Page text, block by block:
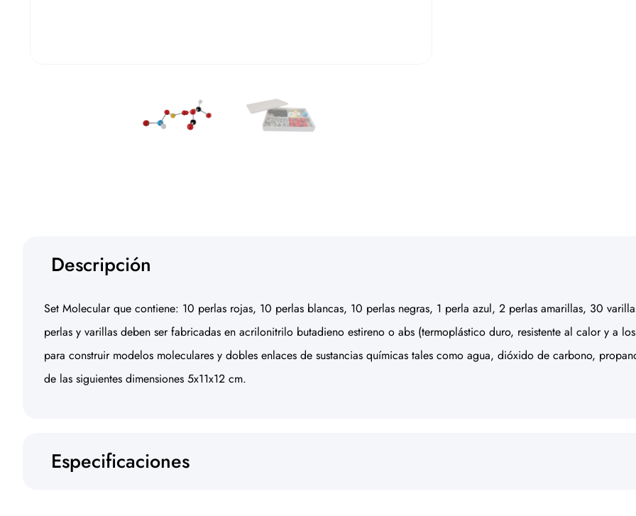
Descripción
Set Molecular que contiene: 10 perlas rojas, 10 perlas blancas, 10 perlas negras, 1 perla azul, 2 perlas amarillas, 30
perlas y varillas deben ser fabricadas en acrilonitrilo butadieno estireno o abs (termoplástico duro, resistente al calor y a
para construir modelos moleculares y dobles enlaces de sustancias químicas tales como agua, dióxido de carbono,
de las siguientes dimensiones 5x11x12 cm.
Especificaciones